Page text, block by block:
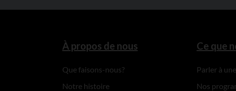
À propos de nous
Que faisons-nous?
Notre histoire
Ce que
Parler à
Nos